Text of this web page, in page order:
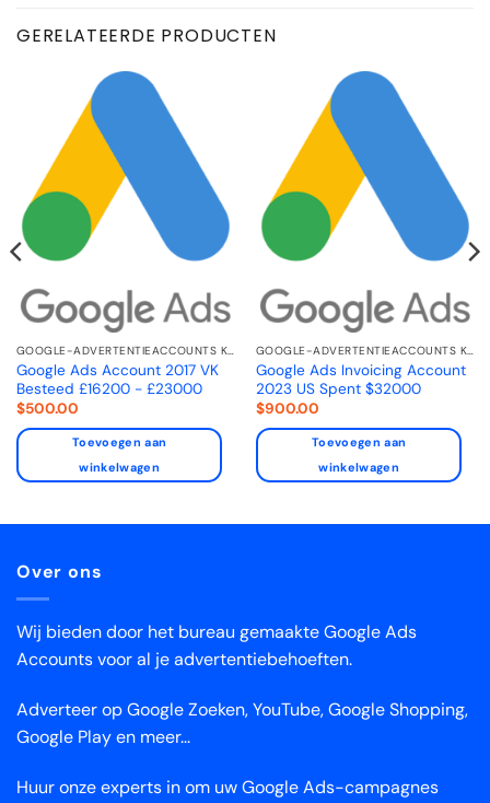
GERELATEERDE PRODUCTEN
GOOGLE-ADVERTENTIEACCOUNTS KOPEN
Google Ads Account 2017 VK
Besteed £16200 - £23000
$500.00
Toevoegen aan
winkelwagen
GOOGLE-ADVERTENTIEACCOUNTS KOPEN
Google Ads Invoicing Account
2023 US Spent $32000
$900.00
Toevoegen aan
winkelwagen
Over ons
Wij bieden door het bureau gemaakte Google Ads
Accounts voor al je advertentiebehoeften.
Adverteer op Google Zoeken, YouTube, Google Shopping,
Google Play en meer...
Huur onze experts in om uw Google Ads-campagnes